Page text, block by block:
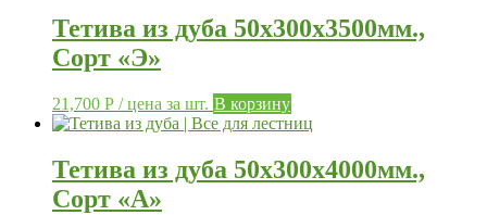
Тетива из дуба 50х300х3500мм.,
Сорт «Э»
21,700 Р / цена за шт. В корзину
Тетива из дуба 50х300х4000мм.,
Сорт «А»